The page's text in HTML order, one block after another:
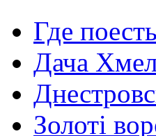
Где
Дача
Золоті